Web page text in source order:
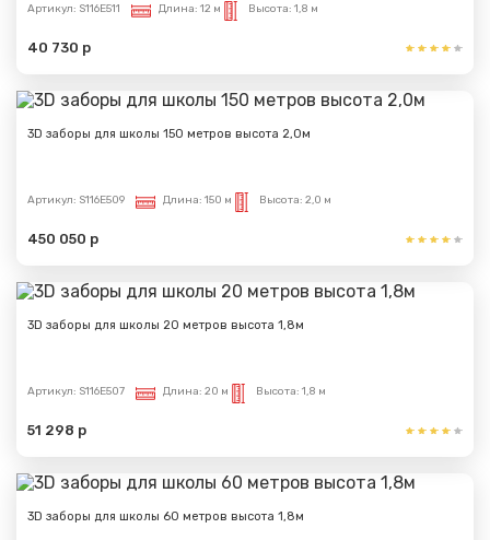
Артикул: S116E511 Длина: 12 м Высота: 1,8 м
40 730 р
3D заборы для школы 150 метров высота 2,0м
Артикул: S116E509 Длина: 150 м Высота: 2,0 м
450 050 р
3D заборы для школы 20 метров высота 1,8м
Артикул: S116E507 Длина: 20 м Высота: 1,8 м
51 298 р
3D заборы для школы 60 метров высота 1,8м